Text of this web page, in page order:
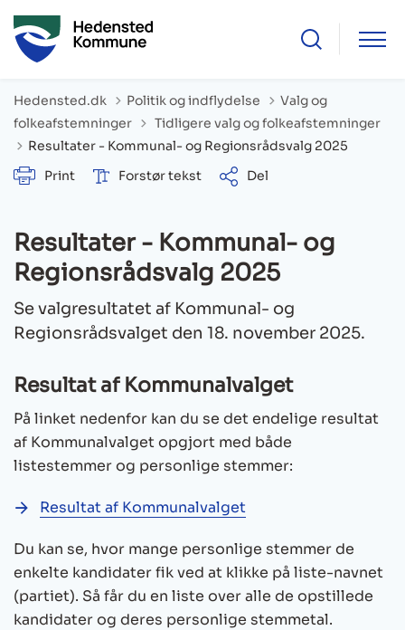
Hedensted.dk Politik og indflydelse
Valg og
folkeafstemninger
Tilbage til
Tidligere valg og folkeafstemninger
Resultater - Kommunal- og Regionsrådsvalg 2025
Print
Forstør tekst Del
Resultater - Kommunal- og
Regionsrådsvalg 2025
Se valgresultatet af Kommunal- og
Regionsrådsvalget den 18. november 2025.
Resultat af Kommunalvalget
På linket nedenfor kan du se det endelige resultat
af Kommunalvalget opgjort med både
listestemmer og personlige stemmer:
Resultat af Kommunalvalget
Du kan se, hvor mange personlige stemmer de
enkelte kandidater fik ved at klikke på liste-navnet
(partiet). Så får du en liste over alle de opstillede
kandidater og deres personlige stemmetal.